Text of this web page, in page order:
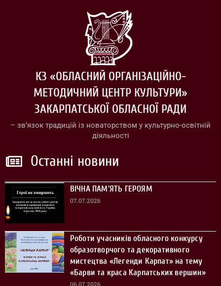
КЗ «ОБЛАСНИЙ ОРГАНІЗАЦІЙНО-
МЕТОДИЧНИЙ ЦЕНТР КУЛЬТУРИ»
ЗАКАРПАТСЬКОЇ ОБЛАСНОЇ РАДИ
– зв’язок традицій із новаторством у культурно-освітній
діяльності
Останні новини
ВІЧНА ПАМ’ЯТЬ ГЕРОЯМ
07.07.2026
Роботи учасників обласного конкурсу
образотворчого та декоративного
мистецтва «Легенди Карпат» на тему
«Барви та краса Карпатських вершин»
06.07.2026